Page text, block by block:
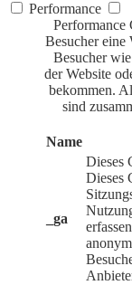
Performance
Performance
Besucher eine
Besucher
der Website
bekommen.
sind
Name
_ga
Dieses
Dieses